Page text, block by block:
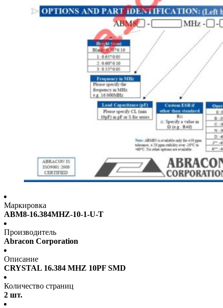
Маркировка
ABM8-16.384MHZ-10-1-U-T
Производитель
Abracon Corporation
Описание
CRYSTAL 16.384 MHZ 10PF SMD
Количество страниц
2 шт.